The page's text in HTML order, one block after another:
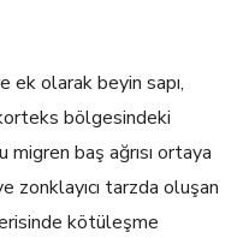
ek olarak beyin sapı,
bölgesindeki
migren baş ağrısı ortaya
zonklayıcı tarzda oluşan
kötüleşme